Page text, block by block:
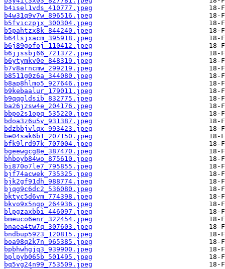
b4isel1vds_410777.jpeg
b4w31q9v7w_896516.jpeg
b5fviczpjx_300304.jpeg
b5pahtzx8k_844240.jpeg
b64lsjxacm_395918.jpeg
b6j89gofoj_110412.jpeg
b6jjssbj66_721372.jpeg
b6ytymkv0e_848319.jpeg
b7v8arncmw_299219.jpeg
b8511g0z6a_344080.jpeg
b8ap8hlmo5_927646.jpeg
b9kebaalur_179011.jpeg
b9qqgldsib_832775.jpeg
ba26jzsw4e_204176.jpeg
bbpo2s1opq_535220.jpeg
bdoa3z6u5v_931387.jpeg
bdzbbjvlqx_993423.jpeg
be04sak6b1_207150.jpeg
bfk9lrd97k_707004.jpeg
bgeewgcg8e_387470.jpeg
bhboyb84wo_875610.jpeg
bi870o7le7_795855.jpeg
bjf74acwek_735325.jpeg
bjk2gf91dh_988774.jpeg
bjqg9c6dc2_536080.jpeg
bktyc5d6vm_774398.jpeg
bkvo9x5ngp_264936.jpeg
blpgzaxbbi_446097.jpeg
bmeuco6enr_322454.jpeg
bnaea4tw7q_307603.jpeg
bndbup5923_120815.jpeg
boa98q2k7n_965385.jpeg
bpbhwhgjq3_939900.jpeg
bplpyb065b_501495.jpeg
bq5vg24n99_753509.jpeg